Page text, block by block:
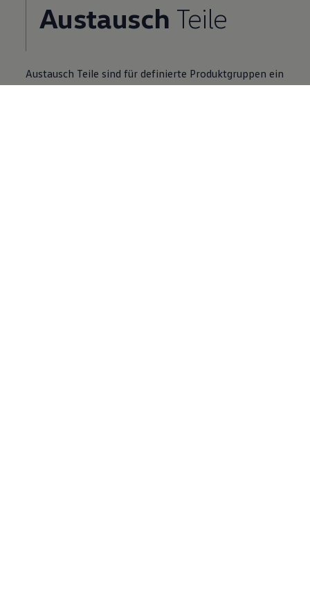
Austausch Teile
Austausch Teile sind für definierte Produktgruppen ein